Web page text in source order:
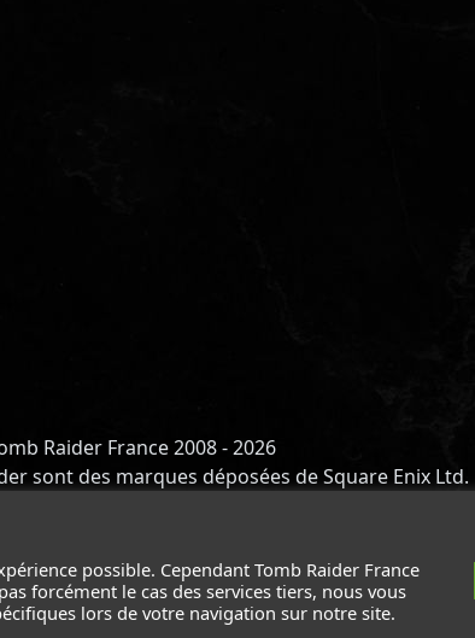
possible. Cependant Tomb Raider France
forcément le cas des services tiers, nous vous
lors de votre navigation sur notre site.
Raider France 2008 - 2026
sont des marques déposées de Square Enix Ltd.